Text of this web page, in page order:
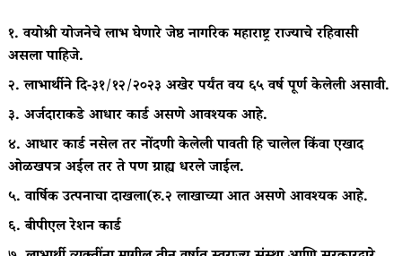
१. वयोश्री योजनेचे लाभ घेणारे जेष्ठ नागरिक महाराष्ट्र राज्याचे रहिवासी
असला पाहिजे.
२. लाभार्थीने दि-३१/१२/२०२३ अखेर पर्यंत वय ६५ वर्ष पूर्ण केलेली असावी.
३. अर्जदाराकडे आधार कार्ड असणे आवश्यक आहे.
४. आधार कार्ड नसेल तर नोंदणी केलेली पावती हि चालेल किंवा एखाद
ओळखपत्र अईल तर ते पण ग्राह्य धरले जाईल.
५. वार्षिक उत्पनाचा दाखला(रु.२ लाखाच्या आत असणे आवश्यक आहे.
६. बीपीएल रेशन कार्ड